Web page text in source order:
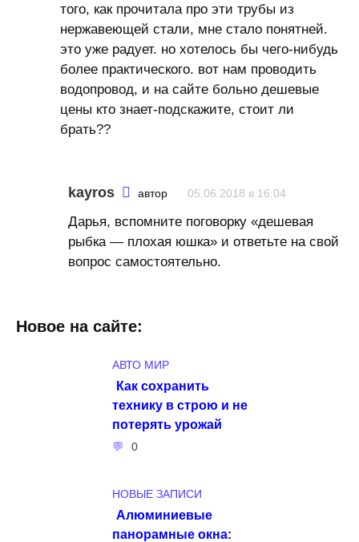
того, как прочитала про эти трубы из
нержавеющей стали, мне стало понятней.
это уже радует. но хотелось бы чего-нибудь
более практического. вот нам проводить
водопровод, и на сайте больно дешевые
цены кто знает-подскажите, стоит ли
брать??
kayros автор 05.06.2018 в 16:04
Дарья, вспомните поговорку «дешевая
рыбка — плохая юшка» и ответьте на свой
вопрос самостоятельно.
Новое на сайте:
АВТО МИР
Как сохранить
технику в строю и не
потерять урожай
0
НОВЫЕ ЗАПИСИ
Алюминиевые
панорамные окна: